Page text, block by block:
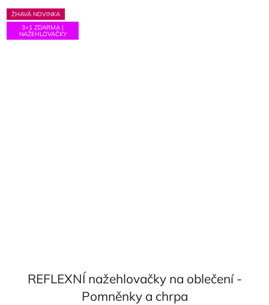
ŽHAVÁ NOVINKA
3+1 ZDARMA |
NAŽEHLOVAČKY
REFLEXNÍ nažehlovačky na oblečení -
Pomněnky a chrpa